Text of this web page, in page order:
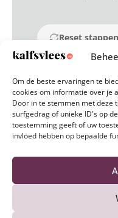
Om de beste ervaringen te
cookies om informatie over je
Door in te stemmen met deze
surfgedrag of unieke ID's op
toestemming geeft of uw
invloed hebben op bepaalde
Reset stappen
Ook